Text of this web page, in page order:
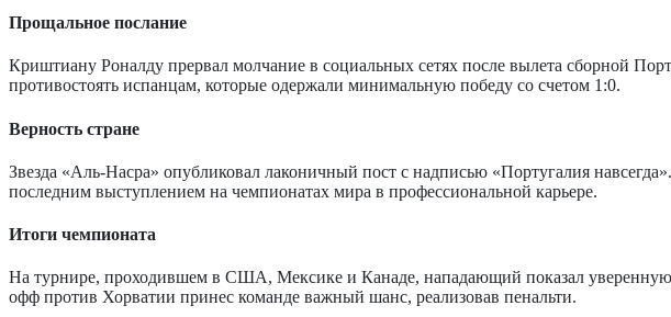
Прощальное послание
Криштиану Роналду прервал молчание в социальных сетях после вылета сборной
противостоять испанцам, которые одержали минимальную победу со счетом 1:0.
Верность стране
Звезда «Аль-Насра» опубликовал лаконичный пост с надписью «Португалия
последним выступлением на чемпионатах мира в профессиональной карьере.
Итоги чемпионата
На турнире, проходившем в США, Мексике и Канаде, нападающий показал
офф против Хорватии принес команде важный шанс, реализовав пенальти.